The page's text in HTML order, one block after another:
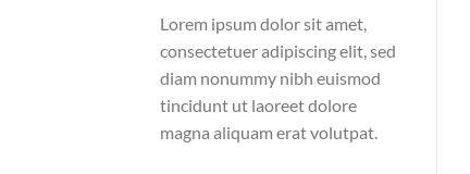
Lorem ipsum dolor sit amet,
consectetuer adipiscing elit, sed
diam nonummy nibh euismod
tincidunt ut laoreet dolore
magna aliquam erat volutpat.